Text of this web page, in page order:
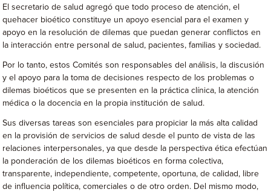
El secretario de salud agregó que todo proceso de atención, el
quehacer bioético constituye un apoyo esencial para el examen y
apoyo en la resolución de dilemas que puedan generar conflictos en
la interacción entre personal de salud, pacientes, familias y sociedad.
Por lo tanto, estos Comités son responsables del análisis, la discusión
y el apoyo para la toma de decisiones respecto de los problemas o
dilemas bioéticos que se presenten en la práctica clínica, la atención
médica o la docencia en la propia institución de salud.
Sus diversas tareas son esenciales para propiciar la más alta calidad
en la provisión de servicios de salud desde el punto de vista de las
relaciones interpersonales, ya que desde la perspectiva ética efectúan
la ponderación de los dilemas bioéticos en forma colectiva,
transparente, independiente, competente, oportuna, de calidad, libre
de influencia política, comerciales o de otro orden. Del mismo modo,